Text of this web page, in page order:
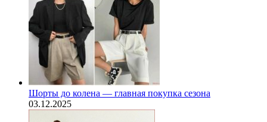
Шорты до колена — главная покупка сезона
03.12.2025